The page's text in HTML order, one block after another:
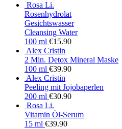
Rosa Li.
Rosenhydrolat
Gesichtswasser
Cleansing Water
100 ml €15.90
Alex Cristin
2 Min. Detox Mineral Maske
100 ml €39.90
Alex Cristin
Peeling mit Jojobaperlen
200 ml €30.90
Rosa Li.
Vitamin Öl-Serum
15 ml €39.90